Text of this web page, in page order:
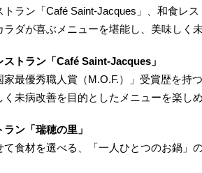
トラン「Café Saint-Jacques」、和食レ
ラダが喜ぶメニューを堪能し、美味しく未
ストラン「Café Saint-Jacques」
家最優秀職人賞（M.O.F.）」受賞歴を持
く未病改善を目的としたメニューを楽し
ラン「瑞穂の里」
て食材を選べる、「一人ひとつのお鍋」